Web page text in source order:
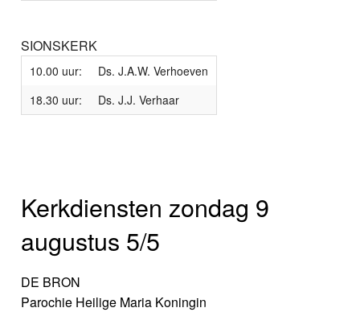
SIONSKERK
10.00 uur:
Ds. J.A.W. Verhoeven
18.30 uur:
Ds. J.J. Verhaar
Kerkdiensten zondag 9
augustus 5/5
DE BRON
Parochie Heilige Maria Koningin